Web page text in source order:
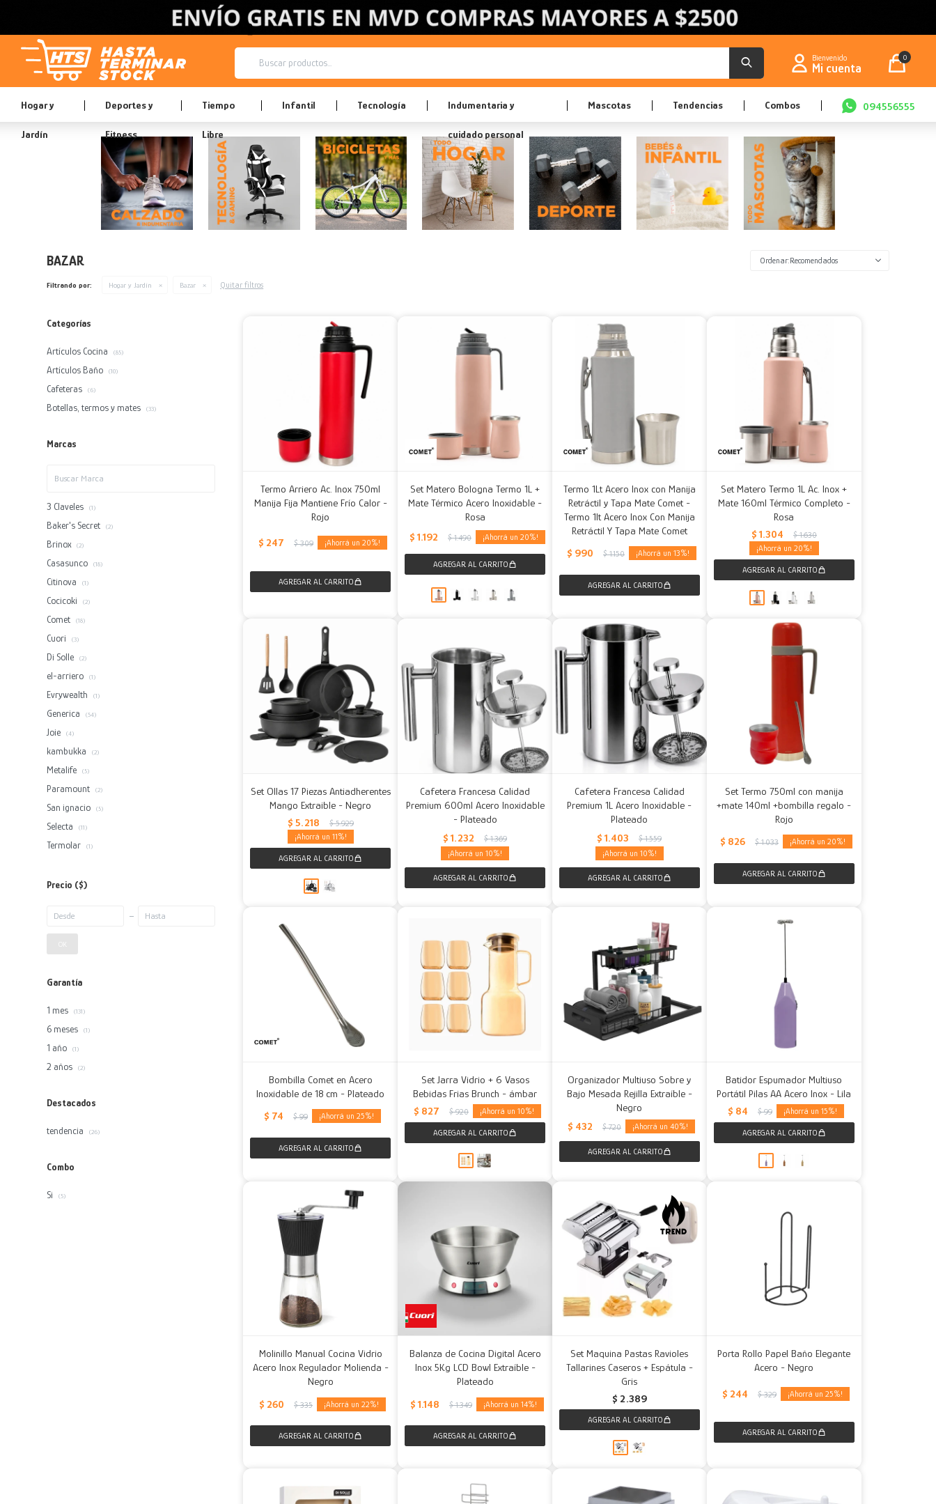
Hogar y
Jardín
Deportes y
Fitness
Tiempo
Libre
Infantil Tecnología Indumentaria y
cuidado personal
Mascotas Tendencias Combos 094556555
0
BAZAR Recomendados
Filtrando por: Hogar y Jardín Bazar Quitar filtros
Termo Arriero Ac. Inox 750ml
Manija Fija Mantiene Frío Calor -
Rojo
$ 247 $ 309 20
Set Matero Bologna Termo 1L +
Mate Térmico Acero Inoxidable -
Rosa
$ 1.192 $ 1.490 20
Termo 1Lt Acero Inox con Manija
Retráctil y Tapa Mate Comet -
Termo 1lt Acero Inox Con Manija
Retráctil Y Tapa Mate Comet
$ 990 $ 1.150 13
Set Matero Termo 1L Ac. Inox +
Mate 160ml Térmico Completo -
Rosa
$ 1.304 $ 1.630
20
Set Ollas 17 Piezas Antiadherentes
Mango Extraible - Negro
$ 5.218 $ 5.929
11
Cafetera Francesa Calidad
Premium 600ml Acero Inoxidable
- Plateado
$ 1.232 $ 1.369
10
Cafetera Francesa Calidad
Premium 1L Acero Inoxidable -
Plateado
$ 1.403 $ 1.559
10
Set Termo 750ml con manija
+mate 140ml +bombilla regalo -
Rojo
$ 826 $ 1.033 20
Bombilla Comet en Acero
Inoxidable de 18 cm - Plateado
$ 74 $ 99 25
Set Jarra Vidrio + 6 Vasos
Bebidas Frias Brunch - ámbar
$ 827 $ 920 10
Organizador Multiuso Sobre y
Bajo Mesada Rejilla Extraíble -
Negro
$ 432 $ 720 40
Batidor Espumador Multiuso
Portátil Pilas AA Acero Inox - Lila
$ 84 $ 99 15
Molinillo Manual Cocina Vidrio
Acero Inox Regulador Molienda -
Negro
$ 260 $ 335 22
Balanza de Cocina Digital Acero
Inox 5Kg LCD Bowl Extraíble -
Plateado
$ 1.148 $ 1.349 14
Set Maquina Pastas Ravioles
Tallarines Caseros + Espátula -
Gris
$ 2.389
Porta Rollo Papel Baño Elegante
Acero - Negro
$ 244 $ 329 25
Categorías
Artículos Cocina (85)
Artículos Baño (10)
Cafeteras (6)
Botellas, termos y mates (33)
Marcas
3 Claveles (1)
Baker's Secret (2)
Brinox (2)
Casasunco (18)
Citinova (1)
Cocicoki (2)
Comet (18)
Cuori (3)
Di Solle (2)
el-arriero (1)
Evrywealth (1)
Generica (54)
Joie (4)
kambukka (2)
Metalife (5)
Paramount (2)
San ignacio (5)
Selecta (11)
Termolar (1)
Precio ($)
Garantía
1 mes (131)
6 meses (1)
1 año (1)
2 años (2)
Destacados
tendencia (26)
Combo
Si (5)